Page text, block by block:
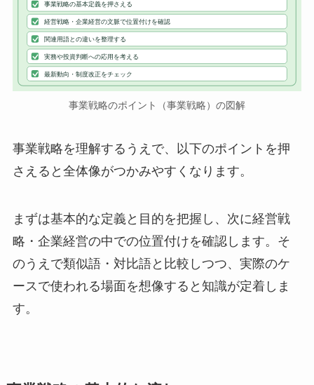
事業戦略の基本定義を押さえる
経営戦略・企業経営の文脈で位置付けを確認
関連用語との違いを整理する
実務や投資判断への応用を考える
最新動向・制度改正をチェック
事業戦略のポイント（事業戦略）の図解
事業戦略を理解するうえで、以下のポイントを押
さえると全体像がつかみやすくなります。
まずは基本的な定義と目的を把握し、次に経営戦
略・企業経営の中での位置付けを確認します。そ
のうえで類似語・対比語と比較しつつ、実際のケ
ースで使われる場面を想像すると知識が定着しま
す。